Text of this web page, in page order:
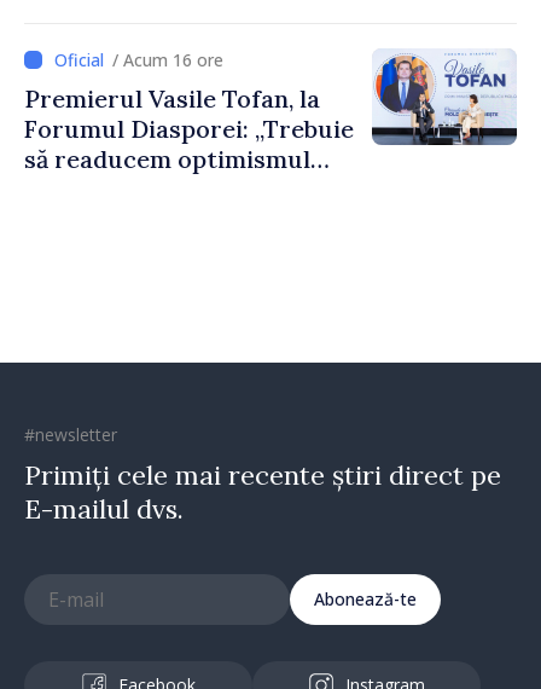
dumneavoastră pentru a
construi comunități mai
puternice”
/ Acum 16 ore
Premierul Vasile Tofan, la
Forumul Diasporei: „Trebuie
să readucem optimismul
#newsletter
Primiți cele mai recente știri direct pe
E-mailul dvs.
Abonează-te